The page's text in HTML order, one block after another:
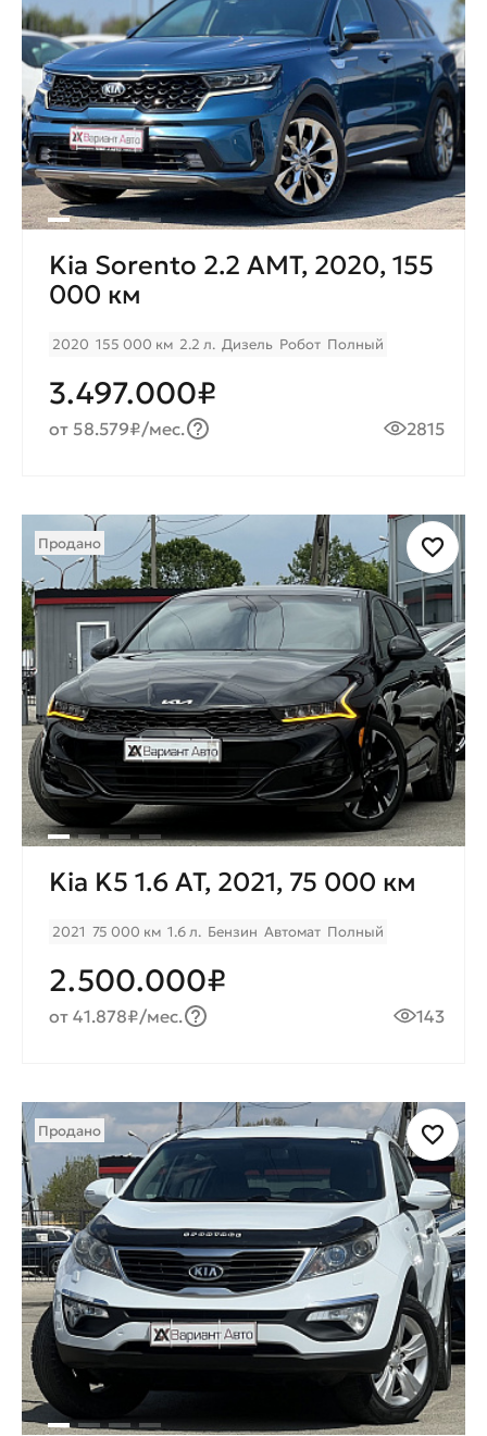
Kia Sorento 2.2 AMT, 2020, 155
000 км
2020 155 000 км 2.2 л. Дизель Робот Полный
3.497.000₽
от 58.579₽/мес. 2815
Продано
Kia K5 1.6 AT, 2021, 75 000 км
2021 75 000 км 1.6 л. Бензин Автомат Полный
2.500.000₽
от 41.878₽/мес. 143
Продано